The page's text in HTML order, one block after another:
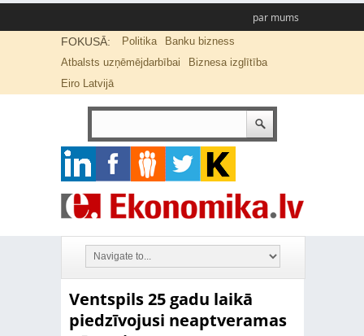
par mums
FOKUSĀ: Politika
Banku bizness
Atbalsts uzņēmējdarbībai
Biznesa izglītība
Eiro Latvijā
Ventspils 25 gadu laikā
piedzīvojusi neaptveramas